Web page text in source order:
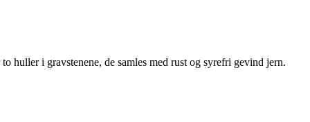
huller i gravstenene, de samles med rust og syrefri gevind jern.